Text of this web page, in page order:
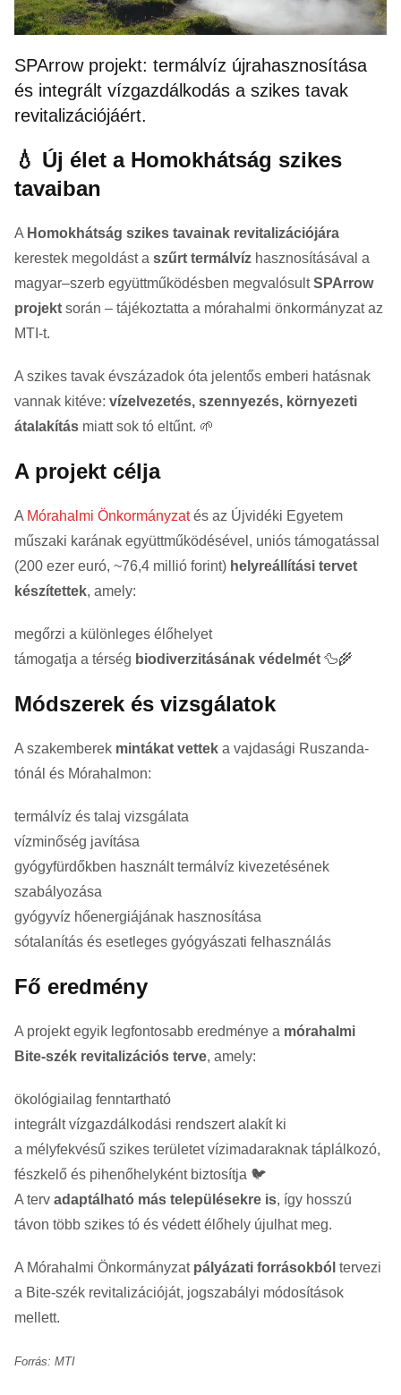
SPArrow projekt: termálvíz újrahasznosítása
és integrált vízgazdálkodás a szikes tavak
revitalizációjáért.
💧 Új élet a Homokhátság szikes
tavaiban
A Homokhátság szikes tavainak revitalizációjára
kerestek megoldást a szűrt termálvíz hasznosításával a
magyar–szerb együttműködésben megvalósultSPArrow
projekt során – tájékoztatta a mórahalmi önkormányzat az
MTI-t.
A szikes tavak évszázadok óta jelentős emberi hatásnak
vannak kitéve: vízelvezetés, szennyezés, környezeti
átalakítás miatt sok tó eltűnt. 🌱
A projekt célja
A Mórahalmi Önkormányzatés az Újvidéki Egyetem
műszaki karának együttműködésével, uniós támogatással
(200 ezer euró, ~76,4 millió forint) helyreállítási tervet
készítettek, amely:
megőrzi a különleges élőhelyet
támogatja a térség biodiverzitásának védelmét 🦆🌾
Módszerek és vizsgálatok
A szakemberek mintákat vettek a vajdasági Ruszanda-
tónál és Mórahalmon:
termálvíz és talaj vizsgálata
vízminőség javítása
gyógyfürdőkben használt termálvíz kivezetésének
szabályozása
gyógyvíz hőenergiájának hasznosítása
sótalanítás és esetleges gyógyászati felhasználás
Fő eredmény
A projekt egyik legfontosabb eredménye a mórahalmi
Bite-szék revitalizációs terve, amely:
ökológiailag fenntartható
integrált vízgazdálkodási rendszert alakít ki
a mélyfekvésű szikes területet vízimadaraknak táplálkozó,
fészkelő és pihenőhelyként biztosítja 🐦
A terv adaptálható más településekre is, így hosszú
távon több szikes tó és védett élőhely újulhat meg.
A Mórahalmi Önkormányzat pályázati forrásokból tervezi
a Bite-szék revitalizációját, jogszabályi módosítások
mellett.
Forrás: MTI